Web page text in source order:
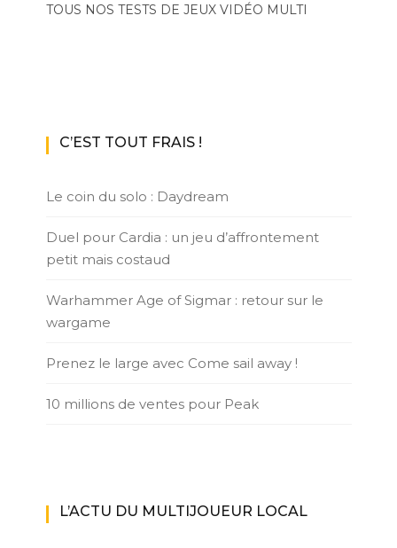
TOUS NOS TESTS DE JEUX VIDÉO MULTI
C’EST TOUT FRAIS !
Le coin du solo : Daydream
Duel pour Cardia : un jeu d’affrontement
petit mais costaud
Warhammer Age of Sigmar : retour sur le
wargame
Prenez le large avec Come sail away !
10 millions de ventes pour Peak
L’ACTU DU MULTIJOUEUR LOCAL